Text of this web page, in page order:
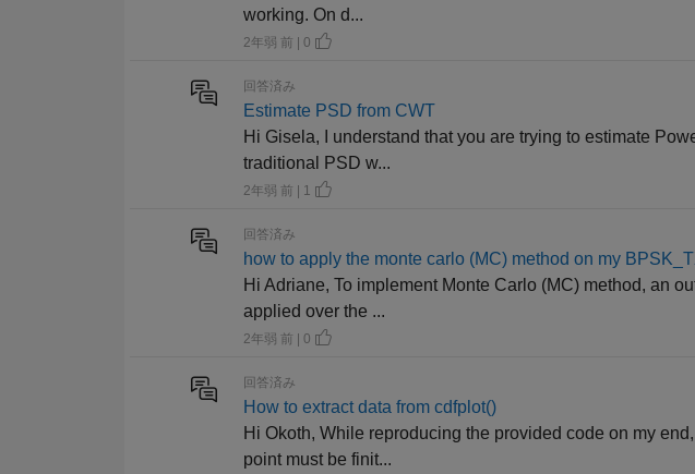
working. On d...
2年弱 前 | 0
回答済み
Estimate PSD from CWT
Hi Gisela, I understand that you are trying to estimate
traditional PSD w...
2年弱 前 | 1
回答済み
how to apply the monte carlo (MC) method on my
Hi Adriane, To implement Monte Carlo (MC) method, an
applied over the ...
2年弱 前 | 0
回答済み
How to extract data from cdfplot()
Hi Okoth, While reproducing the provided code on my
point must be finit...